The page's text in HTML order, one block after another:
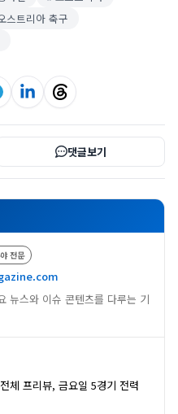
스트리아 축구
댓글보기
전문
뉴스와 이슈 콘텐츠를 다루는 기
체 프리뷰, 금요일 5경기 전력